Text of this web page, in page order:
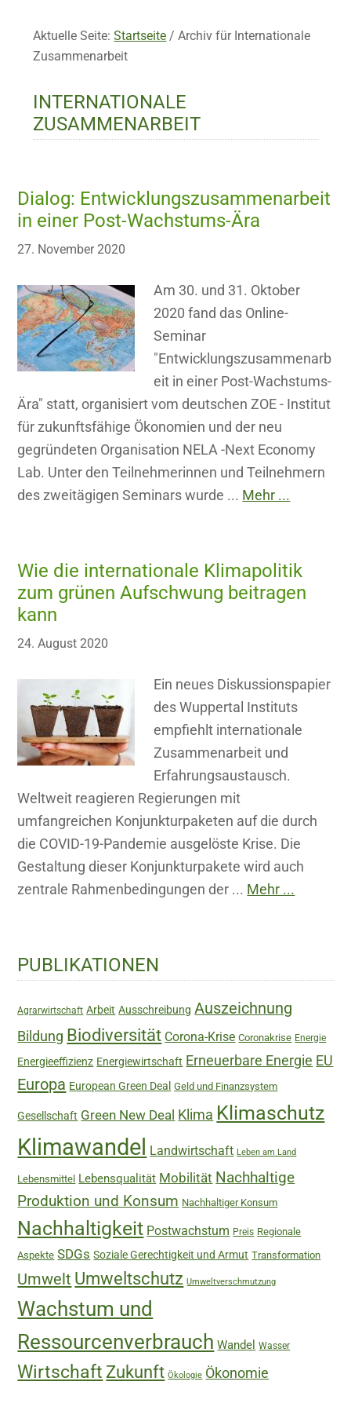
Aktuelle Seite:Startseite / Archiv für Internationale
Zusammenarbeit
INTERNATIONALE
ZUSAMMENARBEIT
Dialog: Entwicklungszusammenarbeit
in einer Post-Wachstums-Ära
27. November 2020
Am 30. und 31. Oktober
2020 fand das Online-
Seminar
"Entwicklungszusammenarb
eit in einer Post-Wachstums-
Ära" statt, organisiert vom deutschen ZOE - Institut
für zukunftsfähige Ökonomien und der neu
gegründeten Organisation NELA -Next Economy
Lab. Unter den Teilnehmerinnen und Teilnehmern
des zweitägigen Seminars wurde ... Mehr ...
Wie die internationale Klimapolitik
zum grünen Aufschwung beitragen
kann
24. August 2020
Ein neues Diskussionspapier
des Wuppertal Instituts
empfiehlt internationale
Zusammenarbeit und
Erfahrungsaustausch.
Weltweit reagieren Regierungen mit
umfangreichen Konjunkturpaketen auf die durch
die COVID-19-Pandemie ausgelöste Krise. Die
Gestaltung dieser Konjunkturpakete wird auch
zentrale Rahmenbedingungen der ... Mehr ...
Haupt-
Sidebar
PUBLIKATIONEN
Agrarwirtschaft Arbeit Ausschreibung Auszeichnung
Bildung Biodiversität Corona-Krise Coronakrise Energie
Energieeffizienz Energiewirtschaft Erneuerbare Energie EU
Europa European Green Deal Geld und Finanzsystem
Gesellschaft Green New Deal Klima Klimaschutz
Klimawandel Landwirtschaft Leben am Land
Lebensmittel Lebensqualität Mobilität Nachhaltige
Produktion und Konsum Nachhaltiger Konsum
Nachhaltigkeit Postwachstum Preis Regionale
Aspekte SDGs Soziale Gerechtigkeit und Armut Transformation
Umwelt Umweltschutz Umweltverschmutzung
Wachstum und
Ressourcenverbrauch Wandel Wasser
Wirtschaft Zukunft Ökologie Ökonomie